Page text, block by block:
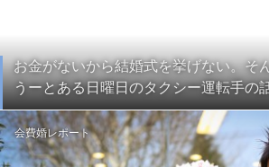
お金がないから結婚式を挙げない。そ
うーとある日曜日のタクシー運転手の
会費婚レポート